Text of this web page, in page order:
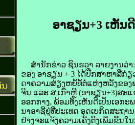
ອາ​ຊຽນ+3 ເຫັນ​
ສຳນັກ​ຂ່າວ ຊິນ​ຮວາ ລາຍ​ງານ​ວ່າ
ຂອງ ອາ​ຊຽນ + 3 ໄດ້​ປືກ​ສາ​ຫາລື​ກ່
ດາ​ຄວາມ​ສ່ຽງ​ຫຍໍ້ທໍ້​ຕໍ່​ແຫ່ງ​ຫວັງ​ຂອ
ຈີນ ແລະ ສ ເກົາຫຼີ (ອາ​ຊຽນ+3)ສ
ອອກ​ກາງ, ພ້ອມ​ທັງ​ເຫັນ​ດີ​ເປັນ​ເອກ
ນາ​ອາຊີຢູ່​ທີ່​ປະເທດ ອຸ​ດເບ​ກິດ​ສະຖາ
ຢ່າງ​ຈະແຈ້ງ​ຄວາມ​ເຄັງ​ຕຶງ​ເພີ່ມ​ຂຶ້ນ​